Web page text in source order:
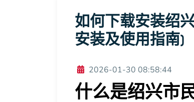
如何下载安装绍
安装及使用指南)
2026-01-30 08:58:44
什么是绍兴市